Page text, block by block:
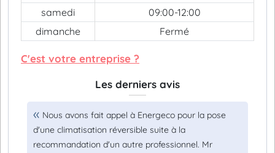
samedi
09:00-12:00
dimanche
Fermé
C'est votre entreprise ?
Les derniers avis
Nous avons fait appel à Energeco pour la pose
d'une climatisation réversible suite à la
recommandation d'un autre professionnel. Mr